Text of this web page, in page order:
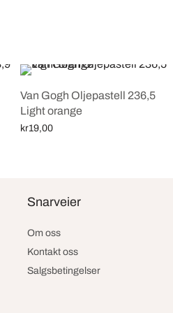
Van Gogh Oljepastell 236,5
Light orange
kr19,00
Snarveier
Om oss
Kontakt oss
Salgsbetingelser